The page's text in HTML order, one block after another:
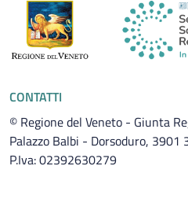
CONTATTI
© Regione del Veneto - Giunta
Palazzo Balbi - Dorsoduro, 3901
P.Iva: 02392630279